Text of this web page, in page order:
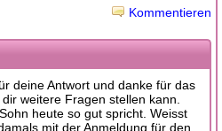
Kommentieren
deine Antwort und danke für das
weitere Fragen stellen kann.
heute so gut spricht. Weisst
mit der Anmeldung für den